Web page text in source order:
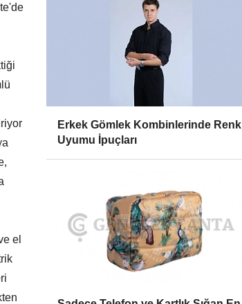
el
Erkek Gömlek Kombinlerinde Renk
Uyumu İpuçları